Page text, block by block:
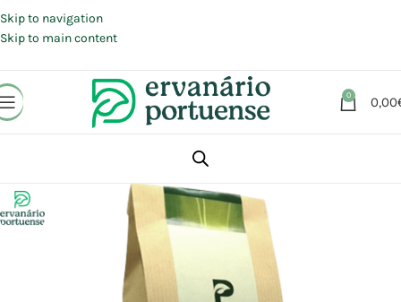
Skip to navigation
Skip to main content
0 0,00